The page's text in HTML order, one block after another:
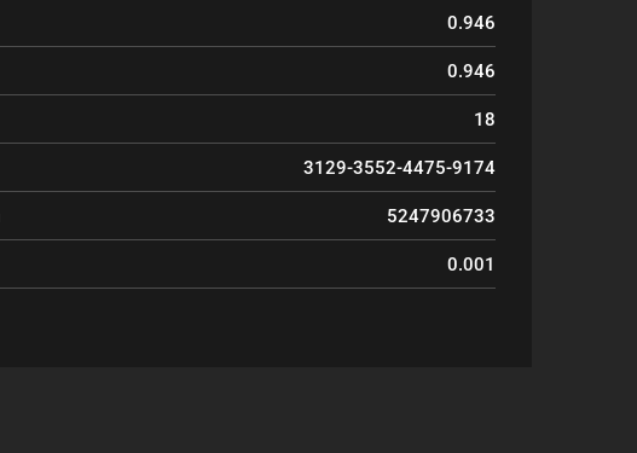
0.946
0.946
18
3129-3552-4475-9174
5247906733
0.001